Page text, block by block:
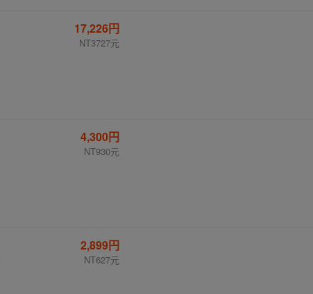
17,226円
NT3727元
4,300円
NT930元
2,899円
NT627元